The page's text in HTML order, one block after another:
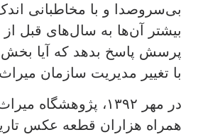
بی‌سروصدا و با مخاطبانی
پرسش پاسخ بدهد که آیا
با تغییر مدیریت سازمان
همراه هزاران قطعه عکس